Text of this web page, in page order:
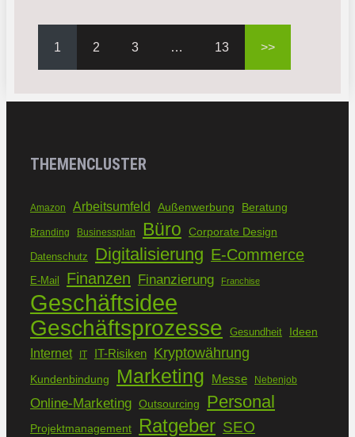
1 2 3 … 13 >>
THEMENCLUSTER
Amazon Arbeitsumfeld Außenwerbung Beratung
Branding Businessplan Büro Corporate Design
Datenschutz Digitalisierung E-Commerce
E-Mail Finanzen Finanzierung Franchise
Geschäftsidee
Geschäftsprozesse Gesundheit Ideen
Internet IT IT-Risiken Kryptowährung
Kundenbindung Marketing Messe Nebenjob
Online-Marketing Outsourcing Personal
Projektmanagement Ratgeber SEO